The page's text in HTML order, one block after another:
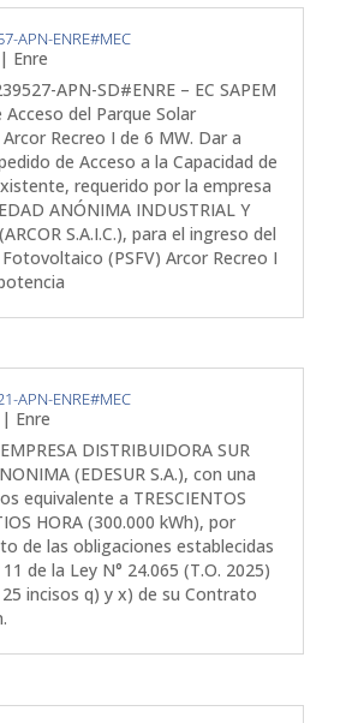
APN-ENRE#MEC
| Enre
APN-SD#ENRE – EC SAPEM
Acceso del Parque Solar
Recreo I de 6 MW. Dar a
de Acceso a la Capacidad de
requerido por la empresa
ANÓNIMA INDUSTRIAL Y
S.A.I.C.), para el ingreso del
(PSFV) Arcor Recreo I
APN-ENRE#MEC
| Enre
DISTRIBUIDORA SUR
(EDESUR S.A.), con una
equivalente a TRESCIENTOS
HORA (300.000 kWh), por
de las obligaciones establecidas
de la Ley N° 24.065 (T.O. 2025)
incisos q) y x) de su Contrato